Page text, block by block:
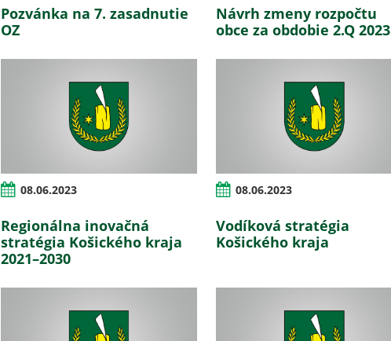
Pozvánka na 7. zasadnutie
OZ
Návrh zmeny rozpočtu
obce za obdobie 2.Q 2023
08.06.2023
Regionálna inovačná
stratégia Košického kraja
2021–2030
08.06.2023
Vodíková stratégia
Košického kraja